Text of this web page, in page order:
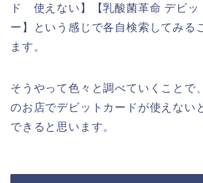
ド 使えない】【乳酸菌革命 デビ
ー】という感じで各自検索してみる
ます。
そうやって色々と調べていくことで
のお店でデビットカードが使えない
できると思います。